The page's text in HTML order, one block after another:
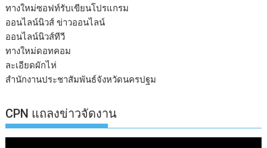
ทางใหม่ซอฟท์รับเขียนโปรแกรม
ออนไลน์นิวส์ ข่าวออนไลน์
ออนไลน์นิวส์ทีวี
ทางใหม่ดอทคอม
ละเอียดผักไห่
สำนักงานประชาสัมพันธ์จังหวัดนครปฐม
CPN แถลงข่าวจัดงาน